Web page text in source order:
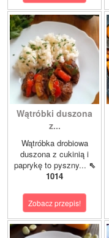
Wątróbki duszona
z...
Wątróbka drobiowa
duszona z cukinią i
paprykę to pyszny... ⇖
1014
Zobacz przepis!